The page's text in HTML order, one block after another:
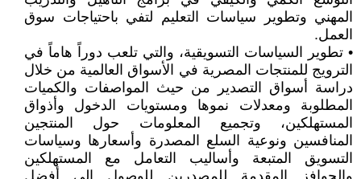
المهني وتطوير سياسات التعليم لتفي باحتياجات سوق
العمل.
• تطوير السياسات التسويقية، والتي تلعب دوراً هاماً في
الترويج للمنتجات المصرية في الأسواق العالمية من خلال
دراسة أسواق التصدير من حيث المواصفات والكميات
المطلوبة ومعدلات نموها ومستويات الدخول وأذواق
المستهلكين، وتجميع المعلومات حول المنتجين
المنافسين ونوعية السلع المصدرة وأسعارها وسياسات
التسويق المتبعة وأساليب التعامل مع المستهلكين